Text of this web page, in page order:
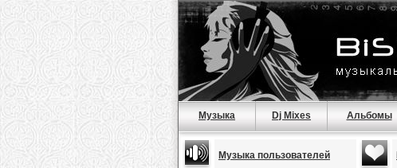
Музыка Dj Mixes Альбомы
Музыка пользователей